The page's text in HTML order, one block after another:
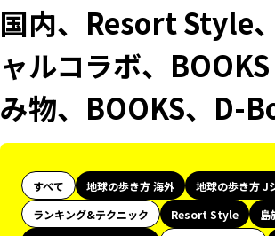
国内、Resort Style
ャルコラボ、
み物、BOOKS、D-
すべて 地球の歩き方 海外 地球の歩き方 J
ランキング&テクニック
Resort Style 島